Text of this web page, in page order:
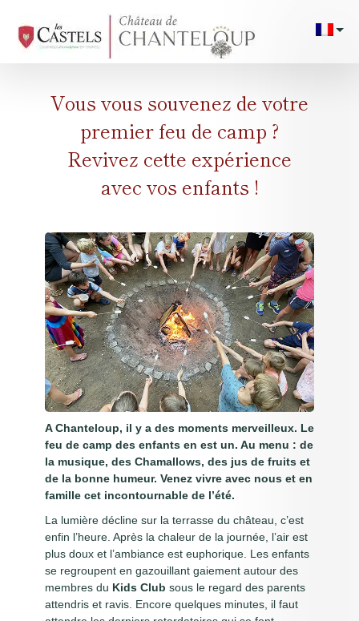
Vous vous souvenez de votre
premier feu de camp ?
Revivez cette expérience
avec vos enfants !
A Chanteloup, il y a des moments merveilleux. Le
feu de camp des enfants en est un. Au menu : de
la musique, des Chamallows, des jus de fruits et
de la bonne humeur. Venez vivre avec nous et en
famille cet incontournable de l’été.
La lumière décline sur la terrasse du château, c’est
enfin l’heure. Après la chaleur de la journée, l’air est
plus doux et l’ambiance est euphorique. Les enfants
se regroupent en gazouillant gaiement autour des
membres du Kids Club sous le regard des parents
attendris et ravis. Encore quelques minutes, il faut